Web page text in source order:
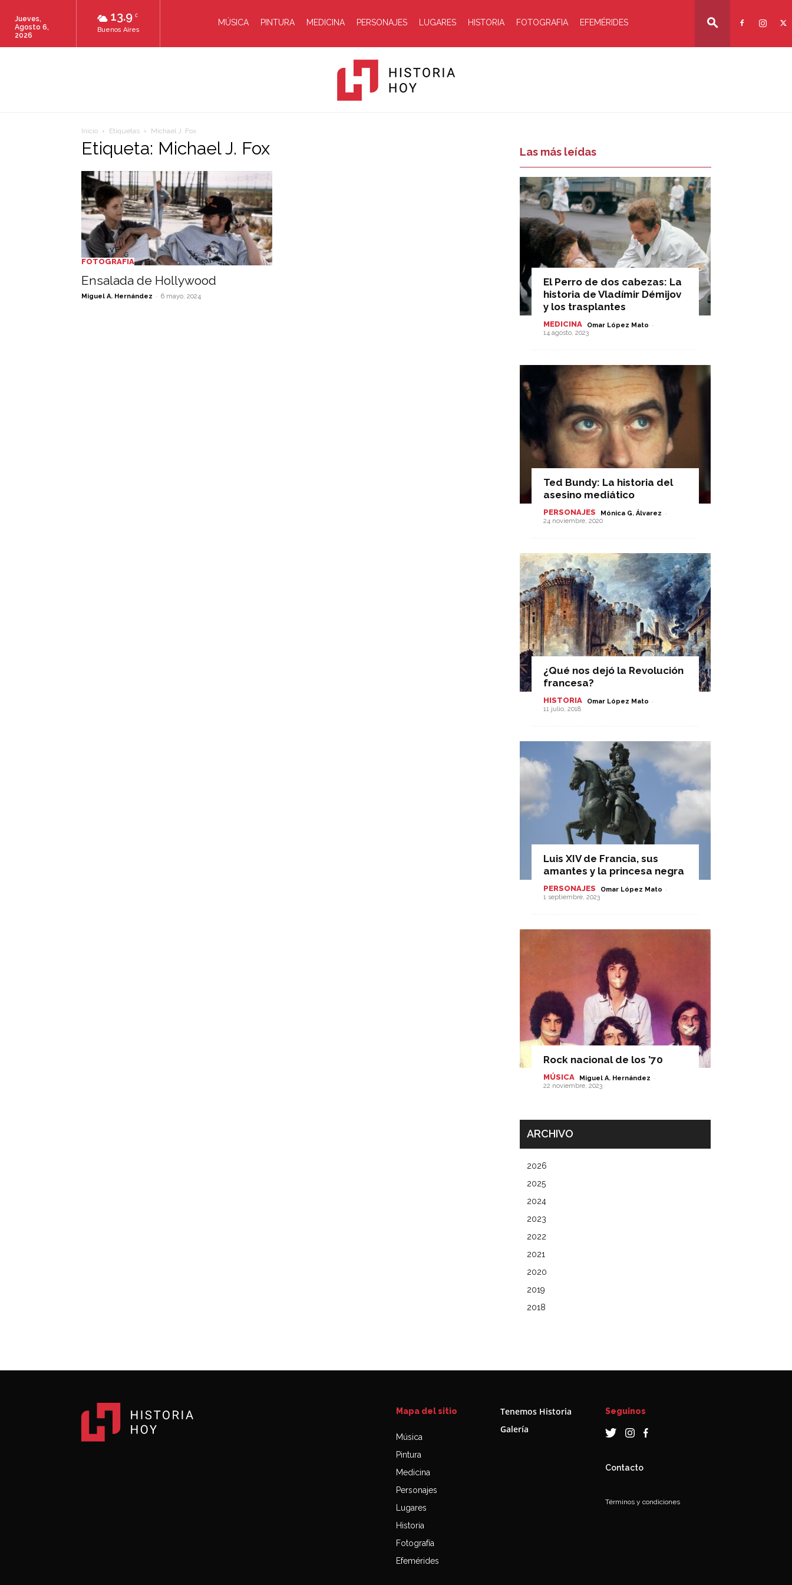
13.9 C
Buenos Aires
Jueves,
Agosto 6,
2026
MÚSICA PINTURA MEDICINA PERSONAJES LUGARES HISTORIA FOTOGRAFIA EFEMÉRIDES
Inicio Etiquetas Michael J. Fox
Etiqueta: Michael J. Fox
FOTOGRAFIA
Ensalada de Hollywood
Miguel A. Hernández - 6 mayo, 2024
Las más leídas
El Perro de dos cabezas: La
historia de Vladímir Démijov
y los trasplantes
MEDICINA Omar López Mato -
14 agosto, 2023
Ted Bundy: La historia del
asesino mediático
PERSONAJES Mónica G. Álvarez -
24 noviembre, 2020
¿Qué nos dejó la Revolución
francesa?
HISTORIA Omar López Mato -
11 julio, 2018
Luis XIV de Francia, sus
amantes y la princesa negra
PERSONAJES Omar López Mato -
1 septiembre, 2023
Rock nacional de los ’70
MÚSICA Miguel A. Hernández -
22 noviembre, 2023
ARCHIVO
2026
2025
2024
2023
2022
2021
2020
2019
2018
Mapa del sitio
Música
Pintura
Medicina
Personajes
Lugares
Historia
Fotografía
Efemérides
Tenemos Historia
Galería
Seguinos
Contacto
Términos y condiciones